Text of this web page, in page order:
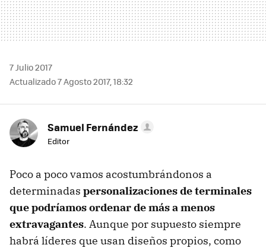
7 Julio 2017
Actualizado 7 Agosto 2017, 18:32
Samuel Fernández
Editor
Poco a poco vamos acostumbrándonos a
determinadas personalizaciones de terminales
que podríamos ordenar de más a menos
extravagantes. Aunque por supuesto siempre
habrá líderes que usan diseños propios, como